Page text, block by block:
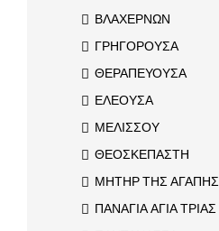
ΒΛΑΧΕΡΝΩΝ
ΓΡΗΓΟΡΟΥΣΑ
ΘΕΡΑΠΕΥΟΥΣΑ
ΕΛΕΟΥΣΑ
ΜΕΛΙΣΣΟΥ
ΘΕΟΣΚΕΠΑΣΤΗ
ΜΗΤΗΡ ΤΗΣ ΑΓΑΠΗΣ
ΠΑΝΑΓΙΑ ΑΓΙΑ ΤΡΙΑΣ